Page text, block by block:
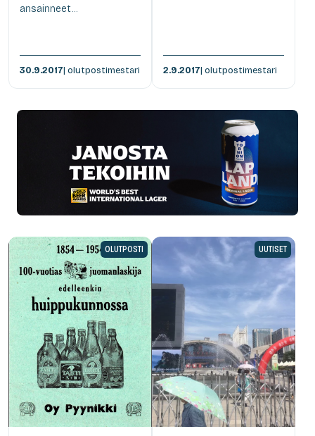
ansainneet...
30.9.2017| olutpostimestari 2.9.2017| olutpostimestari
OLUTPOSTI UUTISET